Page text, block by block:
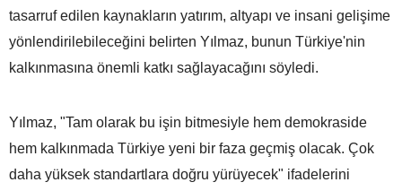
tasarruf edilen kaynakların yatırım, altyapı ve insani gelişime
yönlendirilebileceğini belirten Yılmaz, bunun Türkiye'nin
kalkınmasına önemli katkı sağlayacağını söyledi.
Yılmaz, "Tam olarak bu işin bitmesiyle hem demokraside
hem kalkınmada Türkiye yeni bir faza geçmiş olacak. Çok
daha yüksek standartlara doğru yürüyecek" ifadelerini